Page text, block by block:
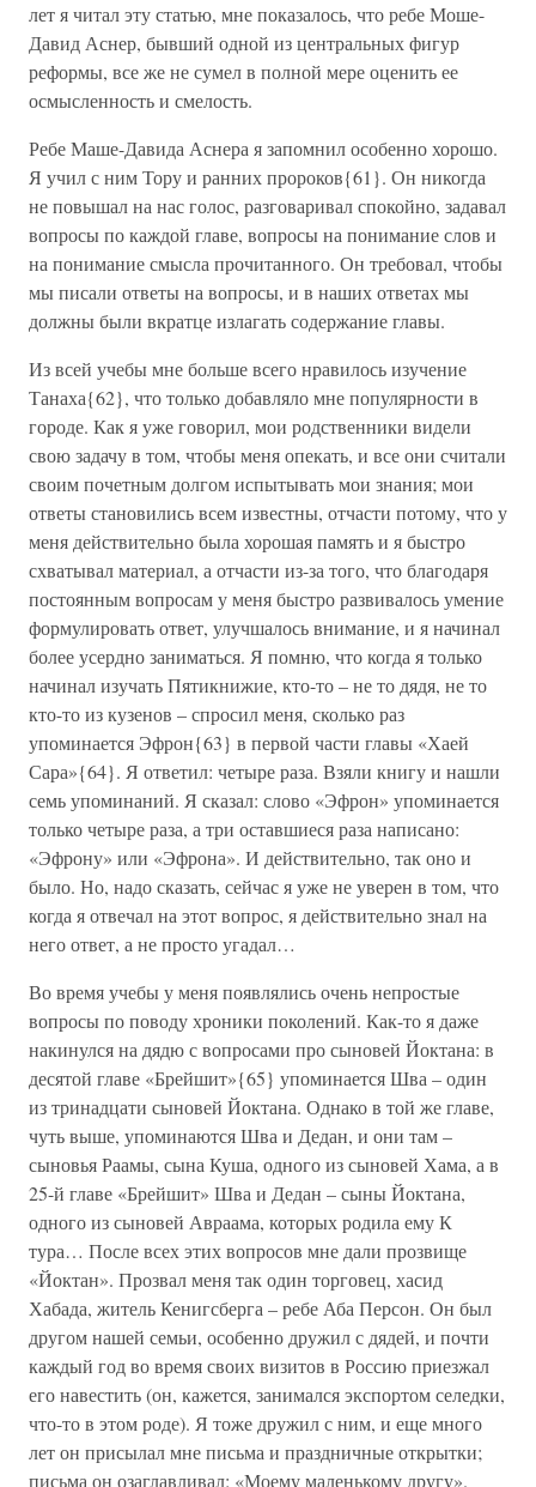
лет я читал эту статью, мне показалось, что ребе Моше-
Давид Аснер, бывший одной из центральных фигур
реформы, все же не сумел в полной мере оценить ее
осмысленность и смелость.
Ребе Маше-Давида Аснера я запомнил особенно хорошо.
Я учил с ним Тору и ранних пророков{61}. Он никогда
не повышал на нас голос, разговаривал спокойно, задавал
вопросы по каждой главе, вопросы на понимание слов и
на понимание смысла прочитанного. Он требовал, чтобы
мы писали ответы на вопросы, и в наших ответах мы
должны были вкратце излагать содержание главы.
Из всей учебы мне больше всего нравилось изучение
Танаха{62}, что только добавляло мне популярности в
городе. Как я уже говорил, мои родственники видели
свою задачу в том, чтобы меня опекать, и все они считали
своим почетным долгом испытывать мои знания; мои
ответы становились всем известны, отчасти потому, что у
меня действительно была хорошая память и я быстро
схватывал материал, а отчасти из-за того, что благодаря
постоянным вопросам у меня быстро развивалось умение
формулировать ответ, улучшалось внимание, и я начинал
более усердно заниматься. Я помню, что когда я только
начинал изучать Пятикнижие, кто-то – не то дядя, не то
кто-то из кузенов – спросил меня, сколько раз
упоминается Эфрон{63} в первой части главы «Хаей
Сара»{64}. Я ответил: четыре раза. Взяли книгу и нашли
семь упоминаний. Я сказал: слово «Эфрон» упоминается
только четыре раза, а три оставшиеся раза написано:
«Эфрону» или «Эфрона». И действительно, так оно и
было. Но, надо сказать, сейчас я уже не уверен в том, что
когда я отвечал на этот вопрос, я действительно знал на
него ответ, а не просто угадал…
Во время учебы у меня появлялись очень непростые
вопросы по поводу хроники поколений. Как-то я даже
накинулся на дядю с вопросами про сыновей Йоктана: в
десятой главе «Брейшит»{65} упоминается Шва – один
из тринадцати сыновей Йоктана. Однако в той же главе,
чуть выше, упоминаются Шва и Дедан, и они там –
сыновья Раамы, сына Куша, одного из сыновей Хама, а в
25-й главе «Брейшит» Шва и Дедан – сыны Йоктана,
одного из сыновей Авраама, которых родила ему К
тура… После всех этих вопросов мне дали прозвище
«Йоктан». Прозвал меня так один торговец, хасид
Хабада, житель Кенигсберга – ребе Аба Персон. Он был
другом нашей семьи, особенно дружил с дядей, и почти
каждый год во время своих визитов в Россию приезжал
его навестить (он, кажется, занимался экспортом селедки,
что-то в этом роде). Я тоже дружил с ним, и еще много
лет он присылал мне письма и праздничные открытки;
письма он озаглавливал: «Моему маленькому другу».